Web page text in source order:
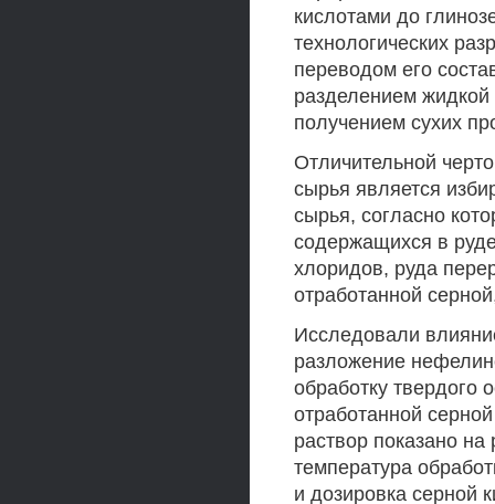
кислотами до
технологических
переводом его
разделением
получением сухих
Отличительной
сырья является
сырья, согласно
содержащихся в
хлоридов, руда
отработанной
Исследовали
разложение
обработку твердого
отработанной
раствор показано
температура
и дозировка серной